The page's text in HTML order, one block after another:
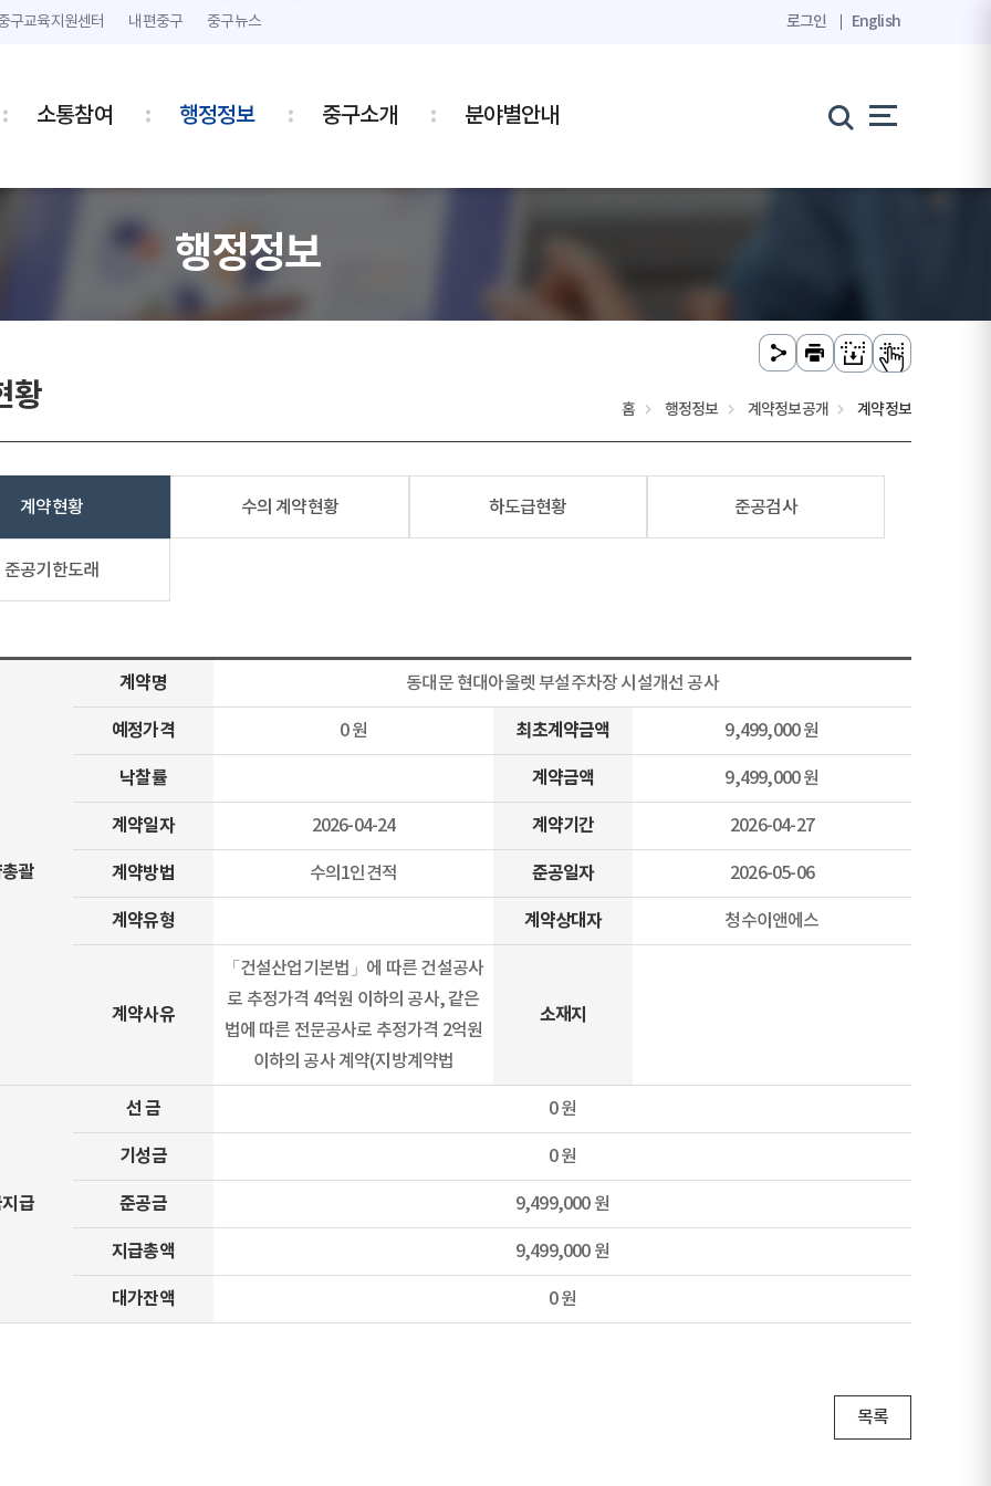
구교육지원센터 내편중구 중구뉴스 로그인 English
소통참여 행정정보 중구소개 분야별안내
행정정보
황 홈 행정정보 계약정보공개 계약정보
계약현황 수의 계약현황 하도급현황 준공검사
준공기한도래
괄
계약명 동대문 현대아울렛 부설주차장 시설개선 공사
예정가격 0 원 최초계약금액 9,499,000 원
낙찰률 계약금액 9,499,000 원
계약일자 2026-04-24 계약기간 2026-04-27
계약방법 수의1인견적 준공일자 2026-05-06
계약유형 계약상대자 청수이앤에스
계약사유
「건설산업기본법」에 따른 건설공사
로 추정가격 4억원 이하의 공사, 같은
법에 따른 전문공사로 추정가격 2억원
이하의 공사 계약(지방계약법
소재지
급
선 금 0 원
기성금 0 원
준공금 9,499,000 원
지급총액 9,499,000 원
대가잔액 0 원
목록